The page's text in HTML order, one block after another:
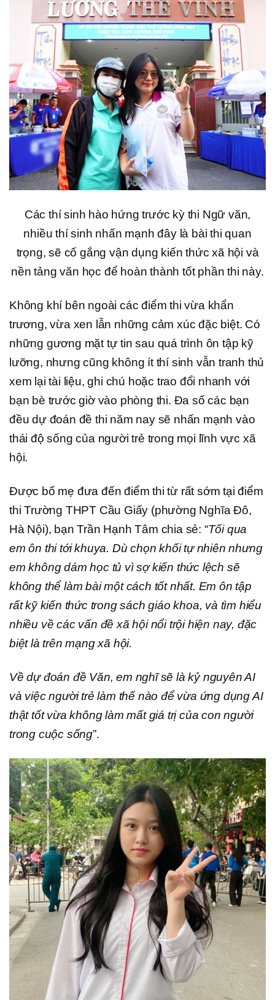
Các thí sinh hào hứng trước kỳ thi Ngữ văn,
nhiều thí sinh nhấn mạnh đây là bài thi quan
trọng, sẽ cố gắng vận dụng kiến thức xã hội và
nền tảng văn học để hoàn thành tốt phần thi này.
Không khí bên ngoài các điểm thi vừa khẩn
trương, vừa xen lẫn những cảm xúc đặc biệt. Có
những gương mặt tự tin sau quá trình ôn tập kỹ
lưỡng, nhưng cũng không ít thí sinh vẫn tranh thủ
xem lại tài liệu, ghi chú hoặc trao đổi nhanh với
bạn bè trước giờ vào phòng thi. Đa số các bạn
đều dự đoán đề thi năm nay sẽ nhấn mạnh vào
thái độ sống của người trẻ trong mọi lĩnh vực xã
hội.
Được bố mẹ đưa đến điểm thi từ rất sớm tại điểm
thi Trường THPT Cầu Giấy (phường Nghĩa Đô,
Hà Nội), bạn Trần Hạnh Tâm chia sẻ: “Tối qua
em ôn thi tới khuya. Dù chọn khối tự nhiên nhưng
em không dám học tủ vì sợ kiến thức lệch sẽ
không thể làm bài một cách tốt nhất. Em ôn tập
rất kỹ kiến thức trong sách giáo khoa, và tìm hiểu
nhiều về các vấn đề xã hội nổi trội hiện nay, đặc
biệt là trên mạng xã hội.
Về dự đoán đề Văn, em nghĩ sẽ là kỷ nguyên AI
và việc người trẻ làm thế nào để vừa ứng dụng AI
thật tốt vừa không làm mất giá trị của con người
trong cuộc sống”.